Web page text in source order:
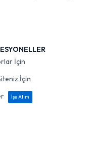
İçin
İçin
İşe Alım